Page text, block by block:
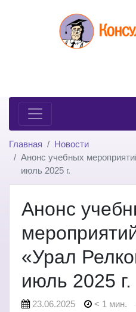
Главная
Новости
Анонс учебных
июль 2025 г.
Анонс
«Урал
июль 2025 г.
23.06.2025 < 1 мин.